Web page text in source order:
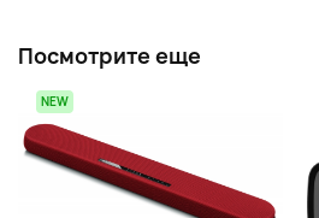
Посмотрите еще
NEW